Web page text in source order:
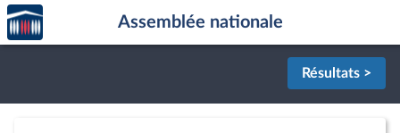
Aller au contenu
Aller en bas de la page
Accèder
à la
page
Assemblée nationale
Résultats >